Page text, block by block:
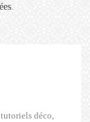
déco,